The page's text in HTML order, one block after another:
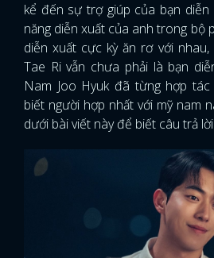
kể đến sự trợ giúp của bạn diễn
năng diễn xuất của anh trong bộ
diễn xuất cực kỳ ăn rơ với
Tae Ri vẫn chưa phải là bạn
Nam Joo Hyuk đã từng hợp
biết người hợp nhất với mỹ nam
dưới bài viết này để biết câu trả